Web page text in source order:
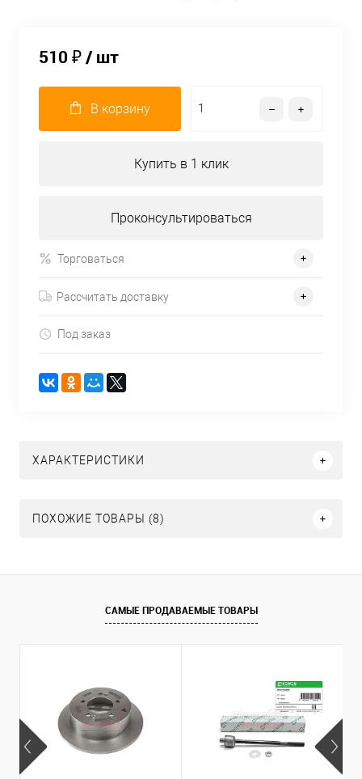
510 ₽/ шт
В корзину
Купить в 1 клик
Проконсультироваться
Торговаться
Рассчитать доставку
Под заказ
ХАРАКТЕРИСТИКИ
ПОХОЖИЕ ТОВАРЫ (8)
САМЫЕ ПРОДАВАЕМЫЕ ТОВАРЫ